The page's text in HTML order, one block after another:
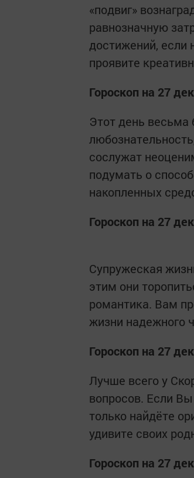
«подвиг»
равнозначную
достижений, если
проявите
Гороскоп на 27
Этот день весьма
сослужат
подумать о
накопленных
Гороскоп на 27
Супружеская
этим они
романтика. Вам
жизни надежного
Гороскоп на 27
Лучше всего у
вопросов. Если Вы
только найдёте
удивите своих
Гороскоп на 27